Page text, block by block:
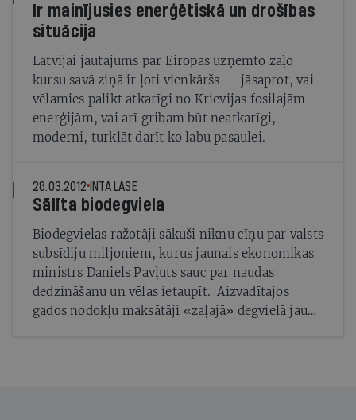
Ir mainījusies enerģētiskā un drošības
situācija
Latvijai jautājums par Eiropas uzņemto zaļo
kursu savā ziņā ir ļoti vienkāršs — jāsaprot, vai
vēlamies palikt atkarīgi no Krievijas fosilajām
enerģijām, vai arī gribam būt neatkarīgi,
moderni, turklāt darīt ko labu pasaulei.
28.03.2012 INTA LASE
Sālīta biodegviela
Biodegvielas ražotāji sākuši niknu cīņu par valsts
subsīdiju miljoniem, kurus jaunais ekonomikas
ministrs Daniels Pavļuts sauc par naudas
dedzināšanu un vēlas ietaupīt. Aizvadītajos
gados nodokļu maksātāji «zaļajā» degvielā jau